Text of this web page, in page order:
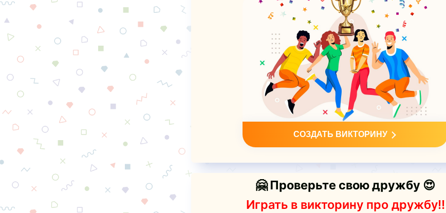
СОЗДАТЬ ВИКТОРИНУ
🤗 Проверьте свою дружбу 😍
Играть в викторину про дружбу!!